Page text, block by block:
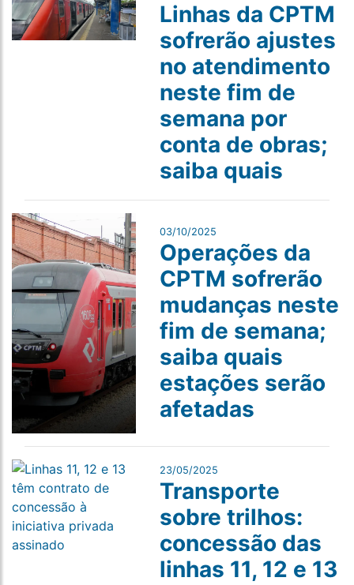
Linhas da CPTM
sofrerão ajustes
no atendimento
neste fim de
semana por
conta de obras;
saiba quais
03/10/2025
Operações da
CPTM sofrerão
mudanças neste
fim de semana;
saiba quais
estações s​erão
afetadas
23/05/2025
Transporte
sobre trilhos:
concessão das
linhas 11, 12 e 13